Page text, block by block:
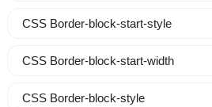
CSS Border-block-start-style
CSS Border-block-start-width
CSS Border-block-style